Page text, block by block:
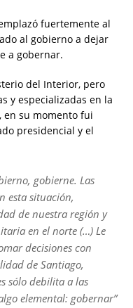
fuertemente al
al gobierno a dejar
a gobernar.
del Interior, pero
y especializadas en la
en su momento fui
presidencial y el
gobierne. Las
esta situación,
de nuestra región y
en el norte (…) Le
decisiones con
de Santiago,
sólo debilita a las
elemental: gobernar”